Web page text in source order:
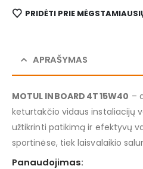
PRIDĖTI PRIE
APRAŠYMAS
MOTUL INBOARD 4T 15W40 –
keturtakčio vidaus instaliacijų
užtikrinti patikimą ir efektyvų
sportinėse, tiek laisvalaikio
Panaudojimas: